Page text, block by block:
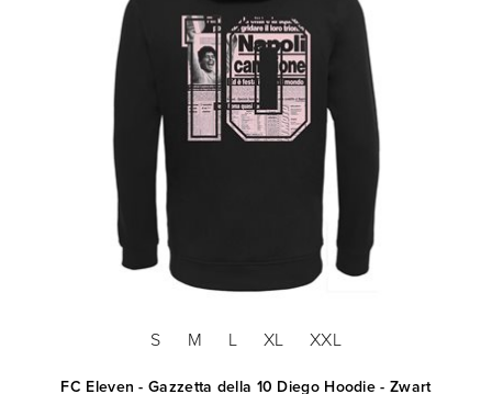
S M L XL XXL
FC Eleven - Gazzetta della 10 Diego Hoodie - Zwart